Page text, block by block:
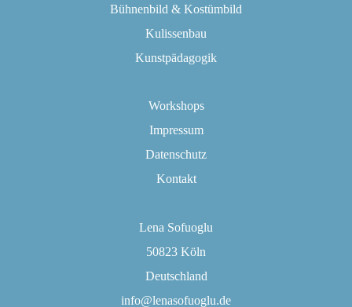
Bühnenbild & Kostümbild
Kulissenbau
Kunstpädagogik
Workshops
Impressum
Datenschutz
Kontakt
Lena Sofuoglu
50823 Köln
Deutschland
info@lenasofuoglu.de